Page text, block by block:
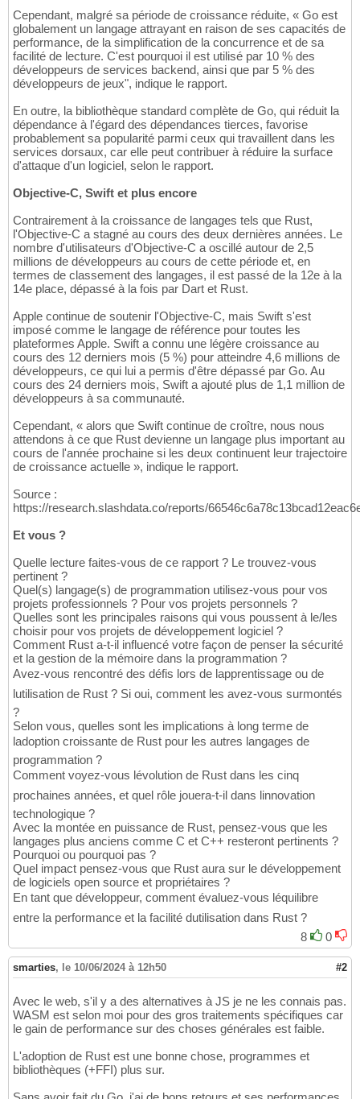
Cependant, malgré sa période de croissance réduite, « Go est
globalement un langage attrayant en raison de ses capacités de
performance, de la simplification de la concurrence et de sa
facilité de lecture. C'est pourquoi il est utilisé par 10 % des
développeurs de services backend, ainsi que par 5 % des
développeurs de jeux", indique le rapport.
En outre, la bibliothèque standard complète de Go, qui réduit la
dépendance à l'égard des dépendances tierces, favorise
probablement sa popularité parmi ceux qui travaillent dans les
services dorsaux, car elle peut contribuer à réduire la surface
d'attaque d'un logiciel, selon le rapport.
Objective-C, Swift et plus encore
Contrairement à la croissance de langages tels que Rust,
l'Objective-C a stagné au cours des deux dernières années. Le
nombre d'utilisateurs d'Objective-C a oscillé autour de 2,5
millions de développeurs au cours de cette période et, en
termes de classement des langages, il est passé de la 12e à la
14e place, dépassé à la fois par Dart et Rust.
Apple continue de soutenir l'Objective-C, mais Swift s'est
imposé comme le langage de référence pour toutes les
plateformes Apple. Swift a connu une légère croissance au
cours des 12 derniers mois (5 %) pour atteindre 4,6 millions de
développeurs, ce qui lui a permis d'être dépassé par Go. Au
cours des 24 derniers mois, Swift a ajouté plus de 1,1 million de
développeurs à sa communauté.
Cependant, « alors que Swift continue de croître, nous nous
attendons à ce que Rust devienne un langage plus important au
cours de l'année prochaine si les deux continuent leur trajectoire
de croissance actuelle », indique le rapport.
Source :
https://research.slashdata.co/reports/
Et vous ?
Quelle lecture faites-vous de ce rapport ? Le trouvez-vous
pertinent ?
Quel(s) langage(s) de programmation utilisez-vous pour vos
projets professionnels ? Pour vos projets personnels ?
Quelles sont les principales raisons qui vous poussent à le/les
choisir pour vos projets de développement logiciel ?
Comment Rust a-t-il influencé votre façon de penser la sécurité
et la gestion de la mémoire dans la programmation ?
Avez-vous rencontré des défis lors de lapprentissage ou de
lutilisation de Rust ? Si oui, comment les avez-vous surmontés
?
Selon vous, quelles sont les implications à long terme de
ladoption croissante de Rust pour les autres langages de
programmation ?
Comment voyez-vous lévolution de Rust dans les cinq
prochaines années, et quel rôle jouera-t-il dans linnovation
technologique ?
Avec la montée en puissance de Rust, pensez-vous que les
langages plus anciens comme C et C++ resteront pertinents ?
Pourquoi ou pourquoi pas ?
Quel impact pensez-vous que Rust aura sur le développement
de logiciels open source et propriétaires ?
En tant que développeur, comment évaluez-vous léquilibre
entre la performance et la facilité dutilisation dans Rust ?
8
0
smarties, le 10/06/2024 à 12h50 #2
Avec le web, s'il y a des alternatives à JS je ne les connais pas.
WASM est selon moi pour des gros traitements spécifiques car
le gain de performance sur des choses générales est faible.
L'adoption de Rust est une bonne chose, programmes et
bibliothèques (+FFI) plus sur.